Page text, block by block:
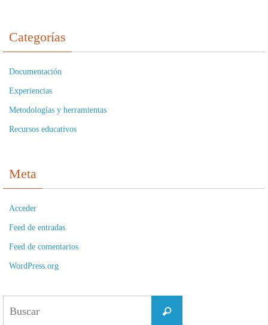
Categorías
Documentación
Experiencias
Metodologías y herramientas
Recursos educativos
Meta
Acceder
Feed de entradas
Feed de comentarios
WordPress.org
Buscar